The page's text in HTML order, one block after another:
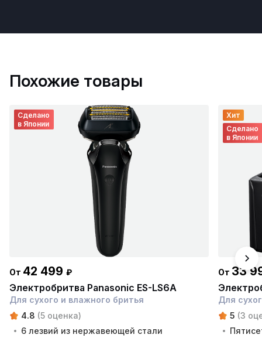
Похожие товары
Сделано
в Японии
От 42 499 ₽
Электробритва Panasonic ES-LS6A
Для сухого и влажного бритья
4.8 (5 оценка)
6 лезвий из нержавеющей стали
Хит
Сделано
в Японии
От 33
Для
5 (3